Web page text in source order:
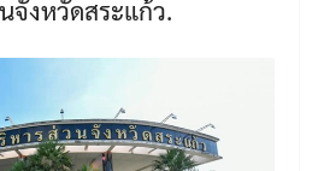
จังหวัดสระแก้ว.